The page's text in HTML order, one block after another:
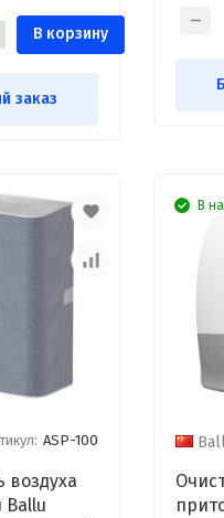
В корзину
заказ
ASP-100
воздуха
Ballu
В